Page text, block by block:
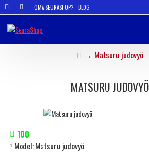
OMA SEURASHOP? BLOG
Matsuru judovyö
MATSURU JUDOVYÖ
100
Model:Matsuru judovyö